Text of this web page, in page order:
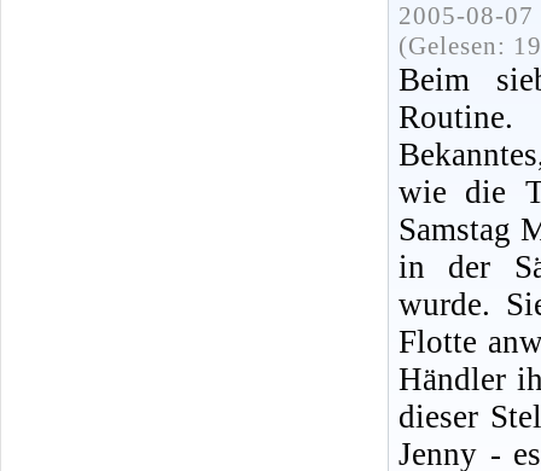
2005-08-
(Gelesen:
Beim
wie die
Samstag
in der
wurde.
Flotte
Händler
dieser
Jenny -